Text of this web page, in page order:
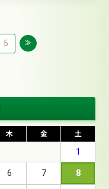
5 ≫
木 金 土
1
6 7 8